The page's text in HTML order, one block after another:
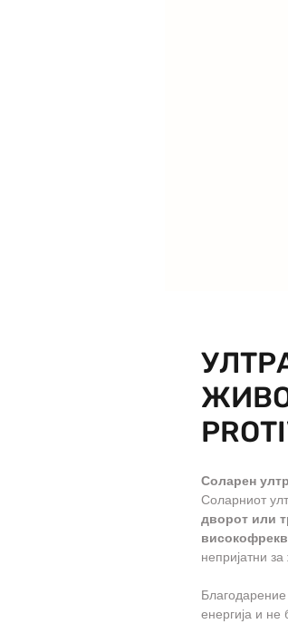
Соларен
Соларниот
дворот или
непријатни
енергија и не